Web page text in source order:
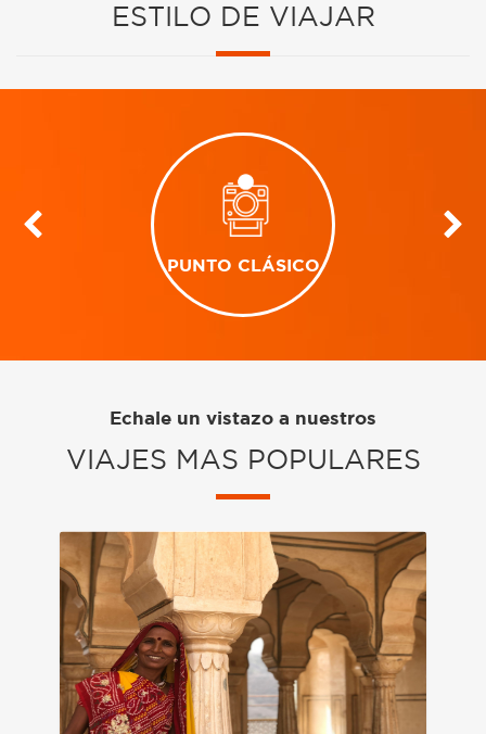
ESTILO DE VIAJAR
PUNTO CLÁSICO
Echale un vistazo a nuestros
VIAJES MAS POPULARES